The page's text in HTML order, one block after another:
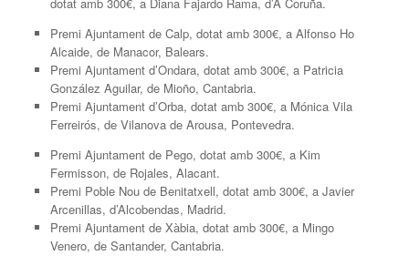
Premi Ajuntament de Calp, dotat amb 300€, a Alfonso Ho
Alcaide, de Manacor, Balears.
Premi Ajuntament d’Ondara, dotat amb 300€, a Patricia
González Aguilar, de Mioño, Cantabria.
Premi Ajuntament d’Orba, dotat amb 300€, a Mónica Vila
Ferreirós, de Vilanova de Arousa, Pontevedra.
Premi Ajuntament de Pego, dotat amb 300€, a Kim
Fermisson, de Rojales, Alacant.
Premi Poble Nou de Benitatxell, dotat amb 300€, a Javier
Arcenillas, d’Alcobendas, Madrid.
Premi Ajuntament de Xàbia, dotat amb 300€, a Mingo
Venero, de Santander, Cantabria.